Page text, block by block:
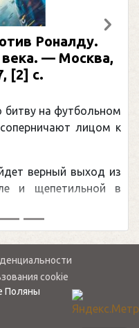
Роналду.
— Москва,
[2] с.
битву на футбольном
лицом к
верный выход из
и щепетильной в
cookie
Поляны